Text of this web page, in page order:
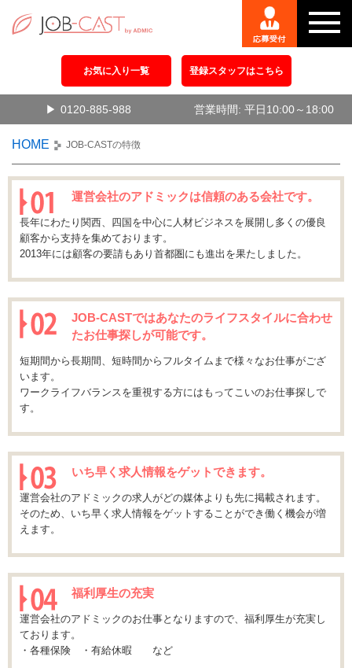
お気に入り一覧 登録スタッフはこちら
0120-885-988 営業時間: 平日10:00～18:00
HOME JOB-CASTの特徴
運営会社のアドミックは信頼のある会社です。
長年にわたり関西、四国を中心に人材ビジネスを展開し多くの優良
顧客から支持を集めております。
2013年には顧客の要請もあり首都圏にも進出を果たしました。
JOB-CASTではあなたのライフスタイルに合わせ
たお仕事探しが可能です。
短期間から長期間、短時間からフルタイムまで様々なお仕事がござ
います。
ワークライフバランスを重視する方にはもってこいのお仕事探しで
す。
いち早く求人情報をゲットできます。
運営会社のアドミックの求人がどの媒体よりも先に掲載されます。
そのため、いち早く求人情報をゲットすることができ働く機会が増
えます。
福利厚生の充実
運営会社のアドミックのお仕事となりますので、福利厚生が充実し
ております。
・各種保険 ・有給休暇 など